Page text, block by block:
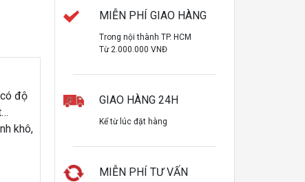
độ
khô,
MIỄN PHÍ GIAO HÀNG
Trong nội thành TP. HCM
Từ 2.000.000 VNĐ
GIAO HÀNG 24H
Kể từ lúc đặt hàng
MIỄN PHÍ TƯ VẤN